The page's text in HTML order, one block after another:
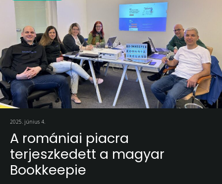
2025. június 4.
A romániai piacra
terjeszkedett a magyar
Bookkeepie